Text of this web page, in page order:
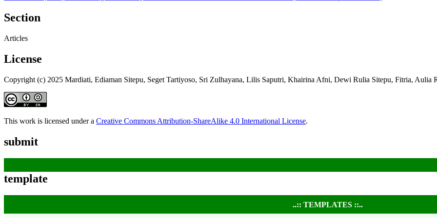
Section
Articles
License
Copyright (c) 2025 Mardiati, Ediaman Sitepu, Seget Tartiyoso, Sri Zulhayana, Lilis Saputri, Khairina Afni, Dewi Rulia Sitepu, Fitria, Aulia
This work is licensed under a Creative Commons Attribution-ShareAlike 4.0 International License.
submit
template
..:: TEMPLATES ::..